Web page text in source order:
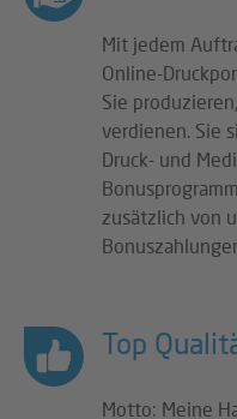
Mit jedem
Online-
Sie
verdienen. Sie
Druck- und
zusätzlich von
Top
Motto: Meine